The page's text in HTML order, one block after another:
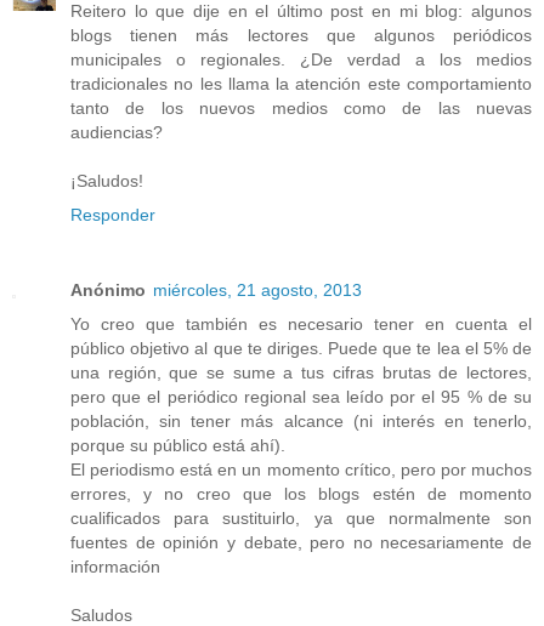
Reitero lo que dije en el último post en mi blog: algunos
blogs tienen más lectores que algunos periódicos
municipales o regionales. ¿De verdad a los medios
tradicionales no les llama la atención este comportamiento
tanto de los nuevos medios como de las nuevas
audiencias?
¡Saludos!
Responder
Anónimo miércoles, 21 agosto, 2013
Yo creo que también es necesario tener en cuenta el
público objetivo al que te diriges. Puede que te lea el 5% de
una región, que se sume a tus cifras brutas de lectores,
pero que el periódico regional sea leído por el 95 % de su
población, sin tener más alcance (ni interés en tenerlo,
porque su público está ahí).
El periodismo está en un momento crítico, pero por muchos
errores, y no creo que los blogs estén de momento
cualificados para sustituirlo, ya que normalmente son
fuentes de opinión y debate, pero no necesariamente de
información
Saludos